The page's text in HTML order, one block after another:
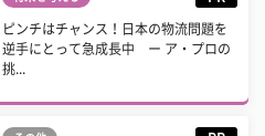
ピンチはチャンス！日本の物流問題を
逆手にとって急成長中 ー ア・プロの
挑...